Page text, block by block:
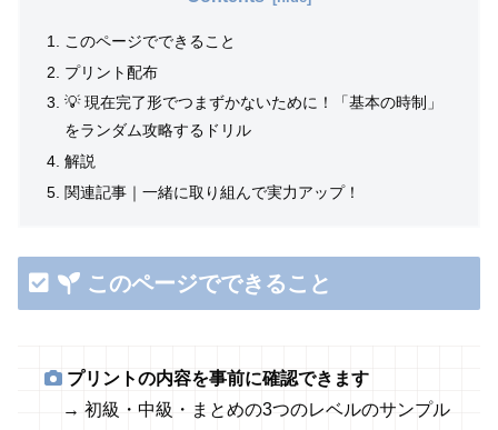
このページでできること
プリント配布
💡 現在完了形でつまずかないために！「基本の時制」
をランダム攻略するドリル
解説
関連記事｜一緒に取り組んで実力アップ！
このページでできること
プリントの内容を事前に確認できます
→ 初級・中級・まとめの3つのレベルのサンプル